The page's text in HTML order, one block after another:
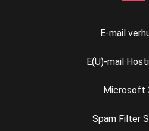
E-mail
E(U)-mail
Microsoft
Spam Filter